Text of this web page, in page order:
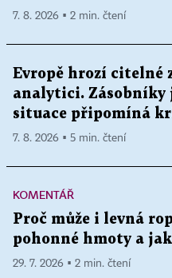
7. 8. 2026 ▪ 2 min. čtení
Evropě hrozí citelné
analytici. Zásobníky
situace připomíná
7. 8. 2026 ▪ 5 min. čtení
KOMENTÁŘ
Proč může i levná
pohonné hmoty a
29. 7. 2026 ▪ 2 min. čtení